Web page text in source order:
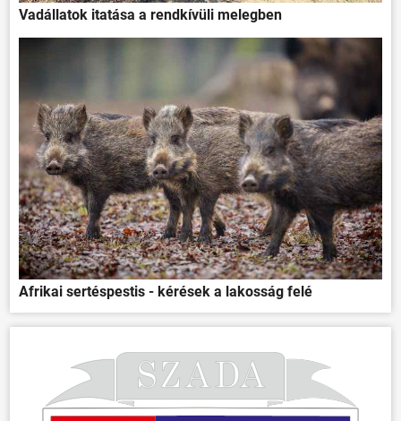
Vadállatok itatása a rendkívüli melegben
Afrikai sertéspestis - kérések a lakosság felé